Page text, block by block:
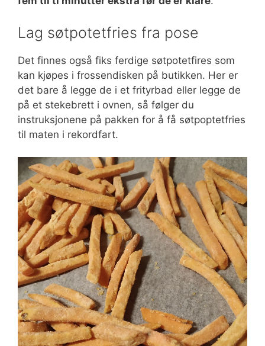
Lag søtpotetfries fra pose
Det finnes også fiks ferdige søtpotetfires som
kan kjøpes i frossendisken på butikken. Her er
det bare å legge de i et frityrbad eller legge de
på et stekebrett i ovnen, så følger du
instruksjonene på pakken for å få søtpoptetfries
til maten i rekordfart.